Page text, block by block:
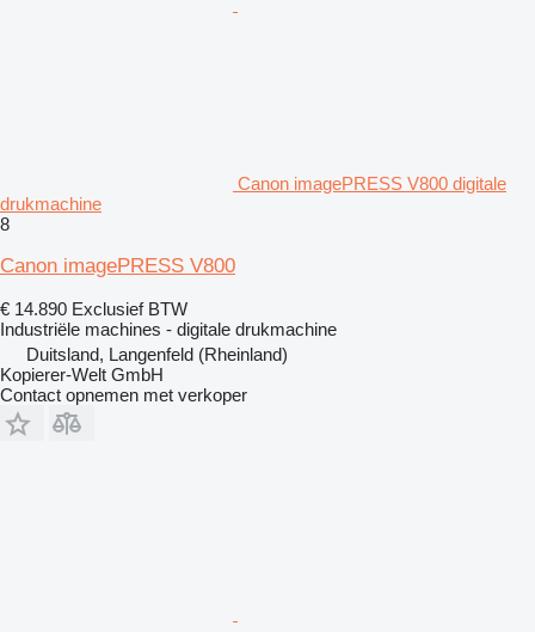
Canon imagePRESS V800 digitale
drukmachine
8
Canon imagePRESS V800
€ 14.890 Exclusief BTW
Industriële machines - digitale drukmachine
Duitsland, Langenfeld (Rheinland)
Kopierer-Welt GmbH
Contact opnemen met verkoper